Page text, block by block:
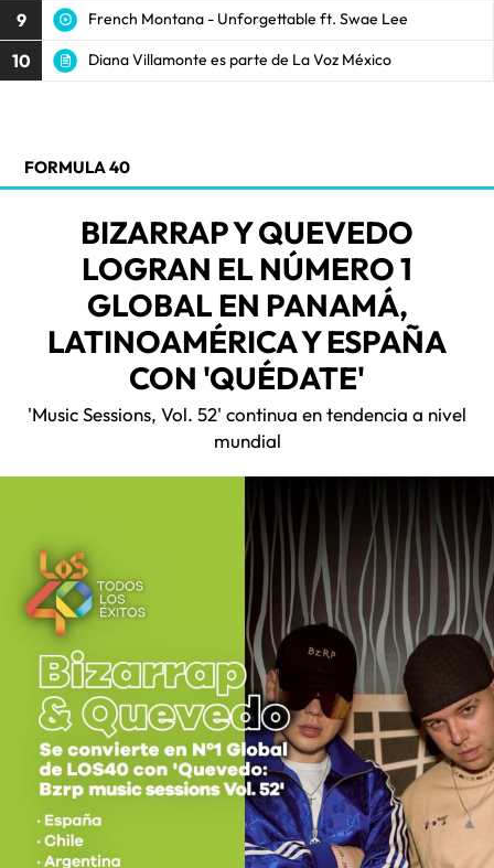
9 French Montana - Unforgettable ft. Swae Lee
10 Diana Villamonte es parte de La Voz México
FORMULA 40
BIZARRAP Y QUEVEDO
LOGRAN EL NÚMERO 1
GLOBAL EN PANAMÁ,
LATINOAMÉRICA Y ESPAÑA
CON 'QUÉDATE'
'Music Sessions, Vol. 52' continua en tendencia a nivel
mundial